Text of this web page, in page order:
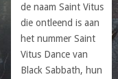
de naam Saint Vitus
die ontleend is aan
het nummer Saint
Vitus Dance van
Black Sabbath, hun